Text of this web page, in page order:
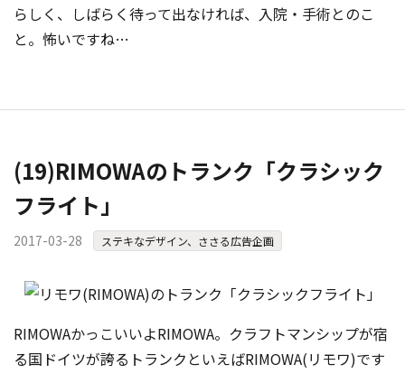
らしく、しばらく待って出なければ、入院・手術とのこ
と。怖いですね…
(19)RIMOWAのトランク「クラシック
フライト」
2017-03-28 ステキなデザイン、ささる広告企画
RIMOWAかっこいいよRIMOWA。クラフトマンシップが宿
る国ドイツが誇るトランクといえばRIMOWA(リモワ)です